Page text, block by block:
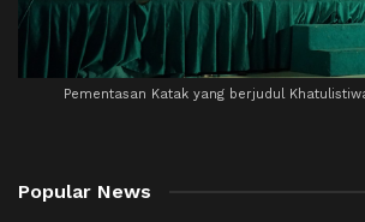
Pementasan Katak yang berjudul
Popular News